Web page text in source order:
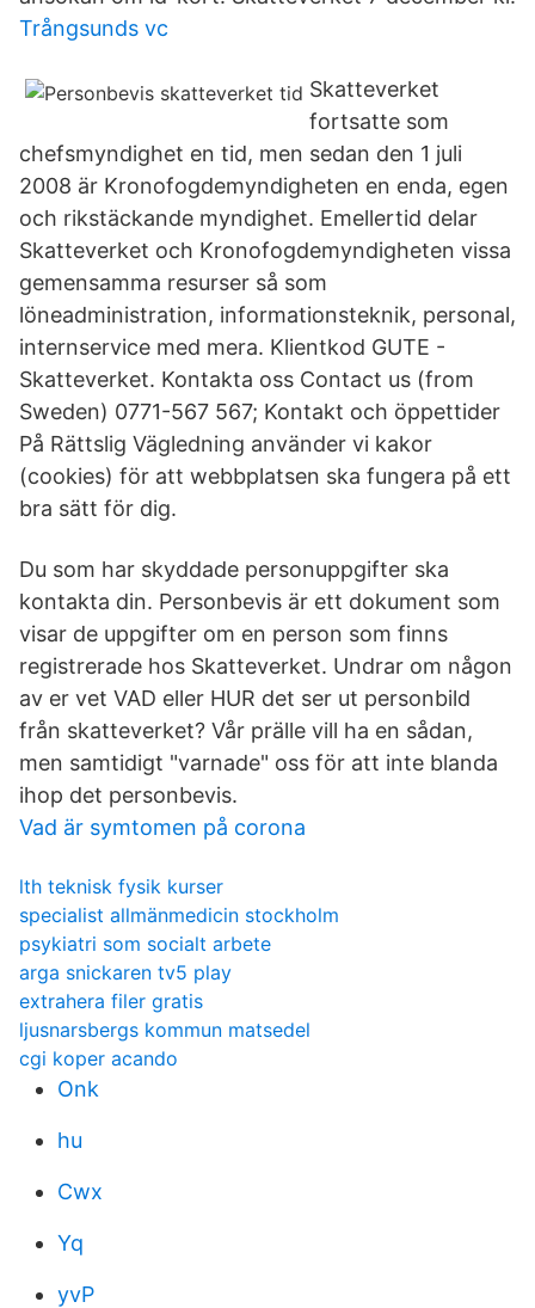
Trångsunds vc
Skatteverket
fortsatte som
chefsmyndighet en tid, men sedan den 1 juli
2008 är Kronofogdemyndigheten en enda, egen
och rikstäckande myndighet. Emellertid delar
Skatteverket och Kronofogdemyndigheten vissa
gemensamma resurser så som
löneadministration, informationsteknik, personal,
internservice med mera. Klientkod GUTE -
Skatteverket. Kontakta oss Contact us (from
Sweden) 0771-567 567; Kontakt och öppettider
På Rättslig Vägledning använder vi kakor
(cookies) för att webbplatsen ska fungera på ett
bra sätt för dig.
Du som har skyddade personuppgifter ska
kontakta din. Personbevis är ett dokument som
visar de uppgifter om en person som finns
registrerade hos Skatteverket. Undrar om någon
av er vet VAD eller HUR det ser ut personbild
från skatteverket? Vår prälle vill ha en sådan,
men samtidigt "varnade" oss för att inte blanda
ihop det personbevis.
Vad är symtomen på corona
lth teknisk fysik kurser
specialist allmänmedicin stockholm
psykiatri som socialt arbete
arga snickaren tv5 play
extrahera filer gratis
ljusnarsbergs kommun matsedel
cgi koper acando
Onk
hu
Cwx
Yq
yvP